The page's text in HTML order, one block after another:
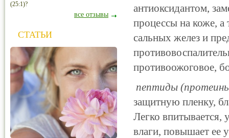
антиоксидантом,
процессы на коже,
сальных желез и
противоожоговое,
пептиды
защитную пленку,
Легко впитывается,
влаги, повышает ее
(25:1)?
все отзывы
СТАТЬИ